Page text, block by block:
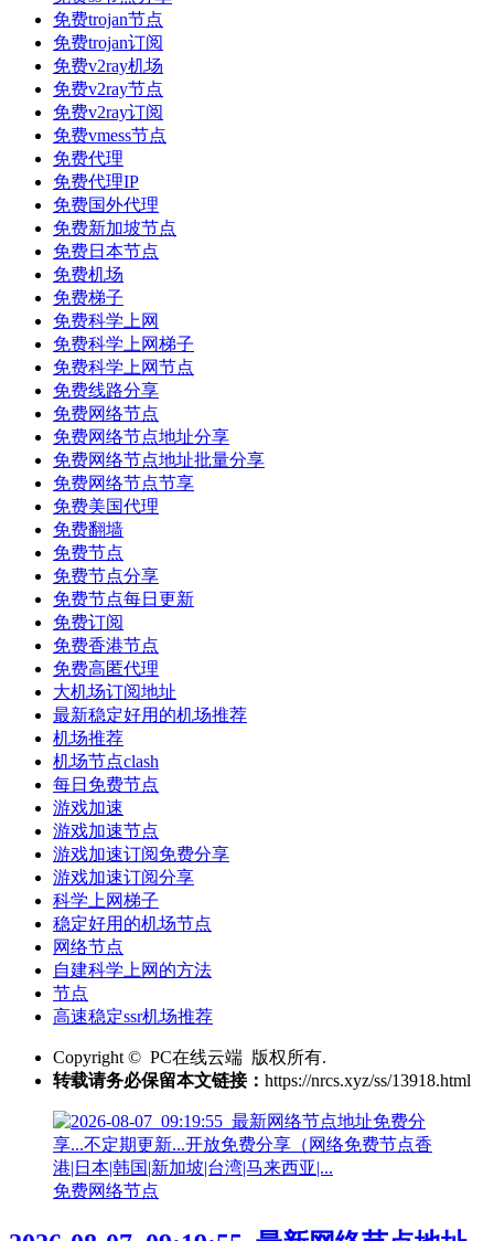
免费trojan节点
免费trojan订阅
免费v2ray机场
免费v2ray节点
免费v2ray订阅
免费vmess节点
免费代理
免费代理IP
免费国外代理
免费新加坡节点
免费日本节点
免费机场
免费梯子
免费科学上网
免费科学上网梯子
免费科学上网节点
免费线路分享
免费网络节点
免费网络节点地址分享
免费网络节点地址批量分享
免费网络节点节享
免费美国代理
免费翻墙
免费节点
免费节点分享
免费节点每日更新
免费订阅
免费香港节点
免费高匿代理
大机场订阅地址
最新稳定好用的机场推荐
机场推荐
机场节点clash
每日免费节点
游戏加速
游戏加速节点
游戏加速订阅免费分享
游戏加速订阅分享
科学上网梯子
稳定好用的机场节点
网络节点
自建科学上网的方法
节点
高速稳定ssr机场推荐
Copyright © PC在线云端 版权所有.
转载请务必保留本文链接： https://nrcs.xyz/ss/13918.html
免费网络节点